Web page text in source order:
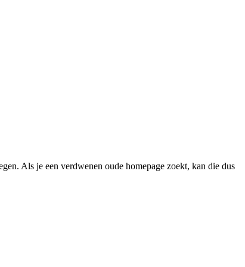
Als je een verdwenen oude homepage zoekt, kan die dus